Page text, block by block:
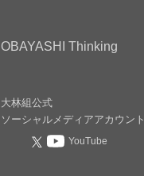
OBAYASHI Thinking
大林組公式
ソーシャルメディアアカウント
YouTube